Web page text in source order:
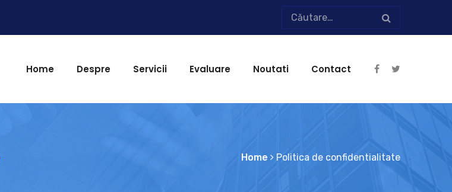
Home Despre Servicii Evaluare Noutati Contact
Home Politica de confidentialitate